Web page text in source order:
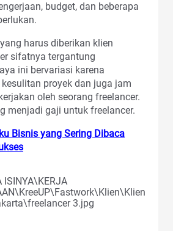
budget, dan beberapa
harus diberikan klien
sifatnya tergantung
ini bervariasi karena
proyek dan juga jam
oleh seorang freelancer.
menjadi gaji untuk freelancer.
Bisnis yang Sering Dibaca